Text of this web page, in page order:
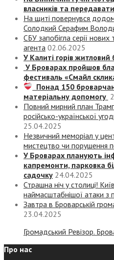
власників та
На щиті повернувся
Солодкий Серафим
СБУ запобігла серії нових
агента 02.06.2025
У Калиті горів житловий
У Броварах пройшов
фестиваль «Смайл
Понад 150
матеріальну допомогу
Повний мирний план
російсько-української
25.04.2025
Незвичний меморіал у
мистецтво чи порушення
У Броварах планують
капремонти, парковка
садочку 24.04.2025
Страшна ніч у столиці!
наймасштабнішої атаки з
Завтра в Броварській
23.04.2025
Громадський Ревізор.
Про нас